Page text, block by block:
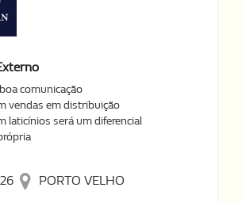
comunicação
vendas em distribuição
laticínios será um diferencial
PORTO VELHO